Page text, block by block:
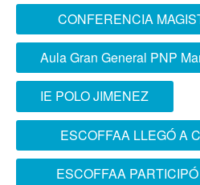
CONFERENCIA
“OPERACIÓN
Aula Gran General PNP
IE POLO JIMENEZ
ESCOFFAA LLEGÓ A
DOMINGO DE
ESCOFFAA